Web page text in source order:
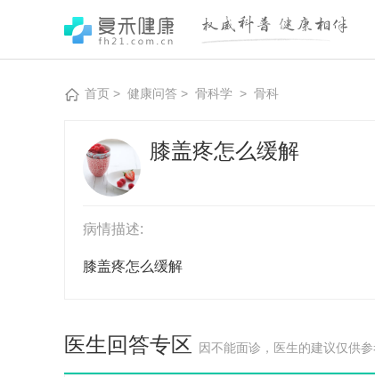
首页 > 健康问答 > 骨科学 > 骨科
膝盖疼怎么缓解
病情描述:
膝盖疼怎么缓解
医生回答专区 因不能面诊，医生的建议仅供